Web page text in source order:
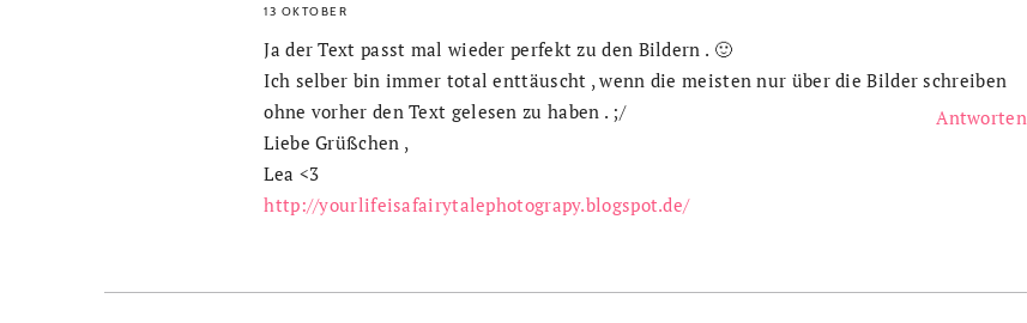
13 OKTOBER
Ja der Text passt mal wieder perfekt zu den Bildern . 🙂
Ich selber bin immer total enttäuscht , wenn die meisten nur über die Bilder schreiben
ohne vorher den Text gelesen zu haben . ;/
Liebe Grüßchen ,
Lea <3
http://yourlifeisafairytalephotograpy.blogspot.de/
Antworten